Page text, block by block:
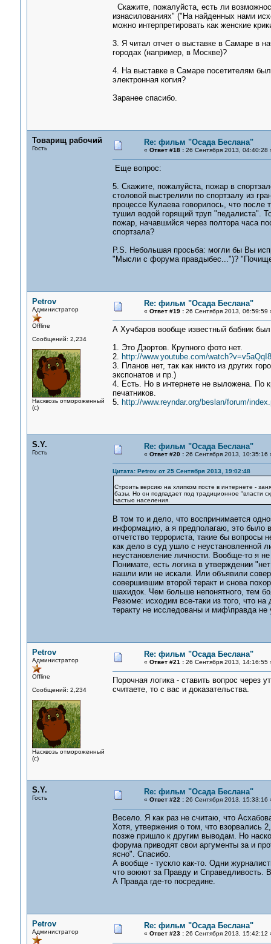
Скажите, пожалуйста, есть ли
изнасилованиях" ("На найденных нами
можно интерпретировать как женские
3. Я читал отчет о выставке в Самаре в
городах (например, в Москве)?
4. На выставке в Самаре посетителям
электронная копия?
Заранее спасибо.
Товарищ рабочий
Гость
Re: фильм "Осада Беслана"
« Ответ #18 :26 Сентября 2013, 04:40:28
Еще вопрос:
5. Скажите, пожалуйста, пожар в
столовой выстрелили по спортзалу из
процессе Кулаева говорилось, что после
тушил водой горящий труп "педалиста".
пожар, начавшийся через полтора часа
спортзала?
P.S. Небольшая просьба: могли бы Вы
"Мысли с форума правдыбес...")?
Petrov
Администратор
Offline
Сообщений: 2,234
Насквозь отмороженный
(с)
Re: фильм "Осада Беслана"
« Ответ #19 :26 Сентября 2013, 06:59:59
А Хучбаров вообще известный бабник
1. Это Дзортов. Крупного фото нет.
2. http://www.youtube.com/
3. Планов нет, так как никто из других
экспонатов и пр.)
4. Есть. Но в интернете не выложена. По
печатников.
5. http://www.reyndar.org/beslan/forum/
S.Y.
Гость
Re: фильм "Осада Беслана"
« Ответ #20 :26 Сентября 2013, 10:35:16
Цитата: Petrov от 25 Сентября 2013, 19:02:48
Строить версию на хлипком посте в интернете -
базы. Но он подпадает под традиционное "власти
частью населения.
В том то и дело, что воспринимается
информацию, а я предполагаю, это было
отчетство террориста, такие бы
как дело в суд ушло с неустановленной
неустановление личности. Вообще-то я
Понимате, есть логика в утверждении
нашли или не искали. Или объявили
совершившим второй теракт и снова
шахидок. Чем больше непонятного, тем
Резюме: исходим все-таки из того, что
теракту не исследованы и миф\правда не
Petrov
Администратор
Offline
Сообщений: 2,234
Насквозь отмороженный
(с)
Re: фильм "Осада Беслана"
« Ответ #21 :26 Сентября 2013, 14:16:55
Порочная логика - ставить вопрос через
считаете, то с вас и доказательства.
S.Y.
Гость
Re: фильм "Осада Беслана"
« Ответ #22 :26 Сентября 2013, 15:33:16
Весело. Я как раз не считаю, что
Хотя, утвержения о том, что взорвались
позже пришло к другим выводам. Но
форума приводят свои аргументы за и
ясно". Спасибо.
А вообще - тускло как-то. Одни
что воюют за Правду и Справедливость.
А Правда где-то посредине.
Petrov
Администратор
Re: фильм "Осада Беслана"
« Ответ #23 :26 Сентября 2013, 15:42:12